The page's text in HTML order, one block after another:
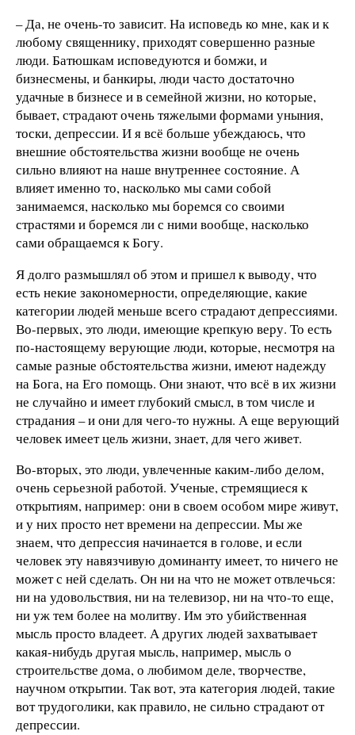
– Да, не очень-то зависит. На исповедь ко мне, как и к
любому священнику, приходят совершенно разные
люди. Батюшкам исповедуются и бомжи, и
бизнесмены, и банкиры, люди часто достаточно
удачные в бизнесе и в семейной жизни, но которые,
бывает, страдают очень тяжелыми формами уныния,
тоски, депрессии. И я всё больше убеждаюсь, что
внешние обстоятельства жизни вообще не очень
сильно влияют на наше внутреннее состояние. А
влияет именно то, насколько мы сами собой
занимаемся, насколько мы боремся со своими
страстями и боремся ли с ними вообще, насколько
сами обращаемся к Богу.
Я долго размышлял об этом и пришел к выводу, что
есть некие закономерности, определяющие, какие
категории людей меньше всего страдают депрессиями.
Во-первых, это люди, имеющие крепкую веру. То есть
по-настоящему верующие люди, которые, несмотря на
самые разные обстоятельства жизни, имеют надежду
на Бога, на Его помощь. Они знают, что всё в их жизни
не случайно и имеет глубокий смысл, в том числе и
страдания – и они для чего-то нужны. А еще верующий
человек имеет цель жизни, знает, для чего живет.
Во-вторых, это люди, увлеченные каким-либо делом,
очень серьезной работой. Ученые, стремящиеся к
открытиям, например: они в своем особом мире живут,
и у них просто нет времени на депрессии. Мы же
знаем, что депрессия начинается в голове, и если
человек эту навязчивую доминанту имеет, то ничего не
может с ней сделать. Он ни на что не может отвлечься:
ни на удовольствия, ни на телевизор, ни на что-то еще,
ни уж тем более на молитву. Им это убийственная
мысль просто владеет. А других людей захватывает
какая-нибудь другая мысль, например, мысль о
строительстве дома, о любимом деле, творчестве,
научном открытии. Так вот, эта категория людей, такие
вот трудоголики, как правило, не сильно страдают от
депрессии.